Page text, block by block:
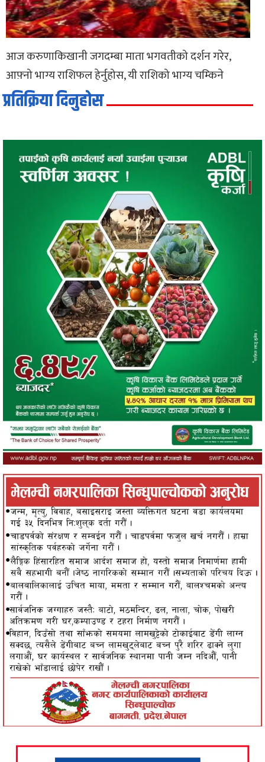
आज करुणाकिखानी जगदम्बा माता भगवतीको दर्शन गरेर,
आफ़्नो भाग्य राशिफल हेर्नुहोस, यी राशिको भाग्य चम्किने
प्रतिक्रिया दिनुहोस